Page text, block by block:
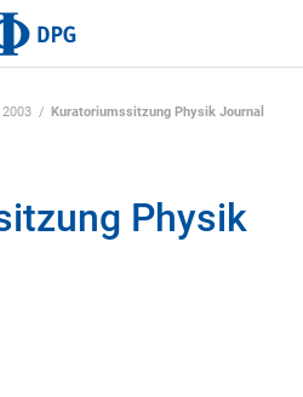
2003 Kuratoriumssitzung Physik Journal
Physik